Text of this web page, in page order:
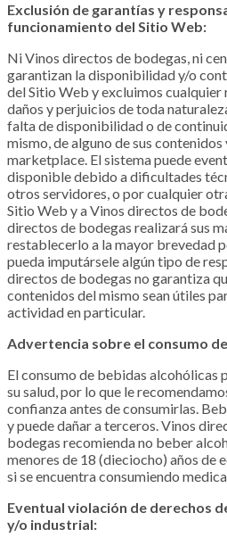
Exclusión de garantías y
funcionamiento del Sitio Web:
Ni Vinos directos de bodegas, ni
garantizan la disponibilidad y/o
del Sitio Web y excluimos
daños y perjuicios de toda
falta de disponibilidad o de
mismo, de alguno de sus
marketplace. El sistema puede
disponible debido a dificultades
otros servidores, o por cualquier
Sitio Web y a Vinos directos de
directos de bodegas realizará sus
restablecerlo a la mayor brevedad
pueda imputársele algún tipo de
directos de bodegas no garantiza
contenidos del mismo sean útiles
actividad en particular.
Advertencia sobre el consumo
El consumo de bebidas alcohólicas
su salud, por lo que le
confianza antes de consumirlas.
y puede dañar a terceros.Vinos
bodegas recomienda no beber
menores de 18 (dieciocho) años de
si se encuentra consumiendo
Eventual violación de derechos
y/o industrial: